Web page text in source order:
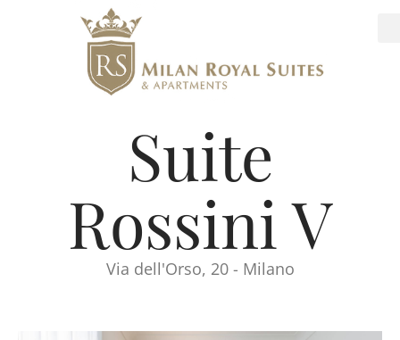
Suite
Rossini V
Via dell'Orso, 20 - Milano